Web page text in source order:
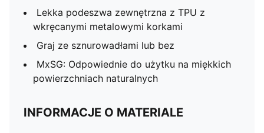
Lekka podeszwa zewnętrzna z TPU z
wkręcanymi metalowymi korkami
Graj ze sznurowadłami lub bez
MxSG: Odpowiednie do użytku na miękkich
powierzchniach naturalnych
INFORMACJE O MATERIALE